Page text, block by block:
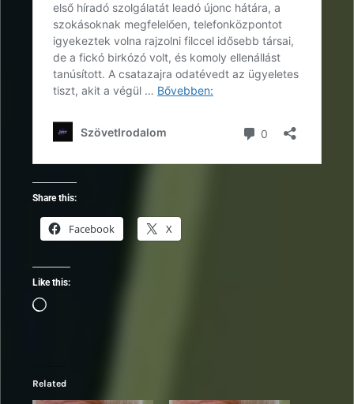
Share this:
Facebook X
Like this:
Loading…
Related